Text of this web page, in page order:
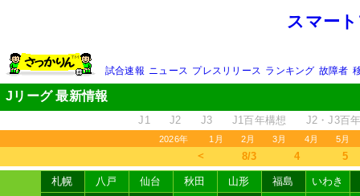
スマー
試合速報 ニュース プレスリリース ランキング 故障者
Jリーグ 最新情報
J1 J2 J3 J1百年構想 J2・J3百
2026年 1月 2月 3月 4月 5月
＜ 8/3 4 5
札幌 八戸 仙台 秋田 山形 福島
いわき